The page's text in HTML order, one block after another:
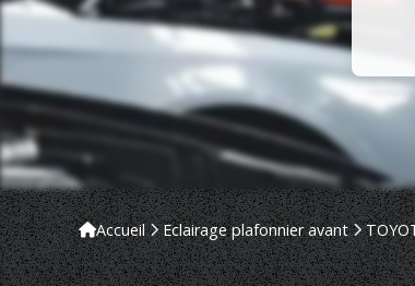
Accueil Eclairage plafonnier avant